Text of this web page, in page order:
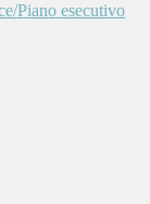
Piano esecutivo